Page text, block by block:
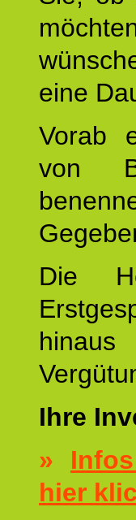
eine
Vorab
von
Die
Ihre
»
hier